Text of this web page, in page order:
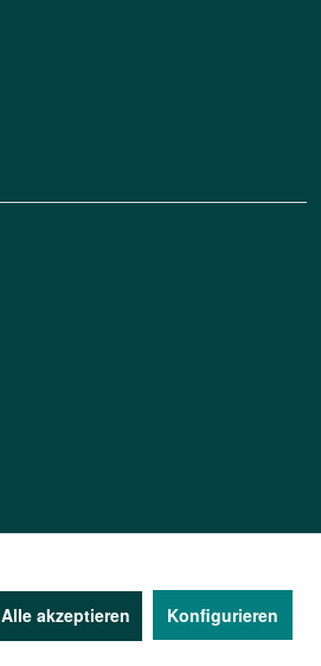
Alle akzeptieren Konfigurieren